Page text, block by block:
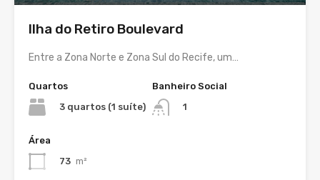
Ilha do Retiro Boulevard
Entre a Zona Norte e Zona Sul do Recife, um…
Quartos
3 quartos (1 suíte)
Banheiro Social
1
Área
73 m²